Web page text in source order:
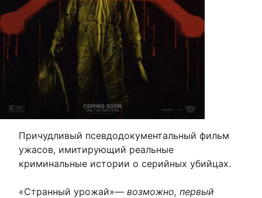
Причудливый псевдодокументальный фильм
ужасов, имитирующий реальные
криминальные истории о серийных убийцах.
«Странный урожай»— возможно, первый